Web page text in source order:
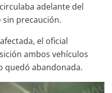
adelante del
precaución.
el oficial
ambos vehículos
quedó abandonada.